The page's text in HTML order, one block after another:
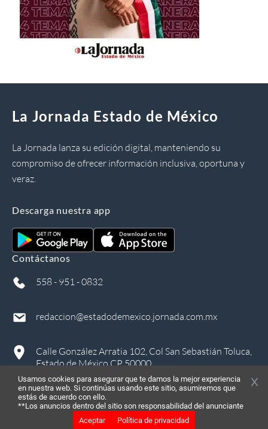
La Jornada Estado de México
La Jornada lanza su edición digital, manteniendo su
compromiso de ofrecer información inclusiva, oportuna y
veraz.
Descarga nuestra app
Contáctanos
558 - 951 - 0832
redaccion@estadodemexico.jornada.com.mx
Calle González Arratia 102, Col San Sebastián Toluca,
Estado de México CP 50000
2026, Todos los derechos reservados
Usamos cookies para asegurar que te damos la mejor experiencia
en nuestra web. Si continúas usando este sitio, asumiremos que
estás de acuerdo con ello.
**Los anuncios dentro del sitio son responsabilidad del anunciante
Aceptar
Política de privacidad